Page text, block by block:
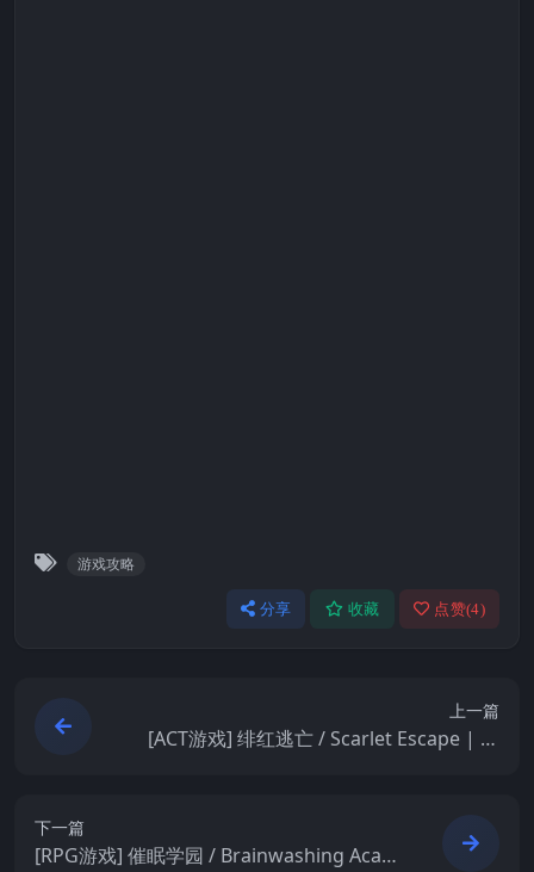
游戏攻略
分享 收藏 点赞(4)
上一篇
[ACT游戏] 绯红逃亡 / Scarlet Escape | 动
下一篇
[RPG游戏] 催眠学园 / Brainwashing Acade